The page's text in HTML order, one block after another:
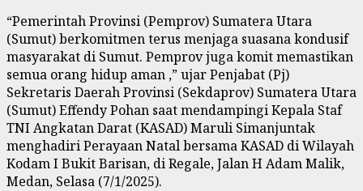
“Pemerintah Provinsi (Pemprov) Sumatera Utara
(Sumut) berkomitmen terus menjaga suasana kondusif
masyarakat di Sumut. Pemprov juga komit memastikan
semua orang hidup aman ,” ujar Penjabat (Pj)
Sekretaris Daerah Provinsi (Sekdaprov) Sumatera Utara
(Sumut) Effendy Pohan saat mendampingi Kepala Staf
TNI Angkatan Darat (KASAD) Maruli Simanjuntak
menghadiri Perayaan Natal bersama KASAD di Wilayah
Kodam I Bukit Barisan, di Regale, Jalan H Adam Malik,
Medan, Selasa (7/1/2025).